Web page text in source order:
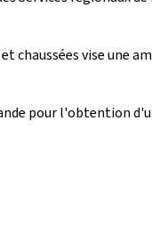
vise une
pour l'obtention